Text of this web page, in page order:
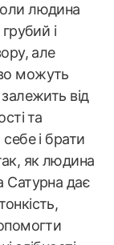
людина
і
але
можуть
від
та
і брати
як людина
Сатурна дає